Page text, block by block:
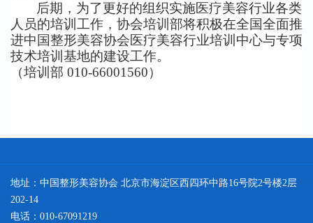
后期，为了更好的组织实施医疗美容行业各类
人员的培训工作，协会培训部将积极在全国全面推
进中国整形美容协会医疗美容行业培训中心与专项
技术培训基地的建设工作。
（培训部 010-66001560）
地址：中国整形美容协会 北京市海淀区西四环中路16号院2号楼2层
202-14
电话：010-67091219